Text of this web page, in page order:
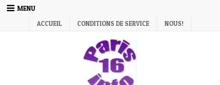
Skip
MENU
ACCUEIL
CONDITIONS DE SERVICE NOUS!